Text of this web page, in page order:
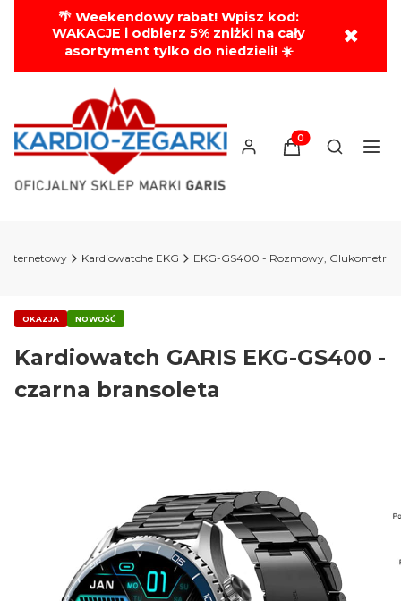
🌴 Weekendowy rabat! Wpisz kod:
WAKACJE i odbierz 5% zniżki na cały
asortyment tylko do niedzieli! ☀️
✖
Produkty w
Otwórz
internetowy Kardiowatche EKG EKG-GS400 - Rozmowy, Glukometr
OKAZJA NOWOŚĆ
Kardiowatch GARIS EKG-GS400 -
czarna bransoleta